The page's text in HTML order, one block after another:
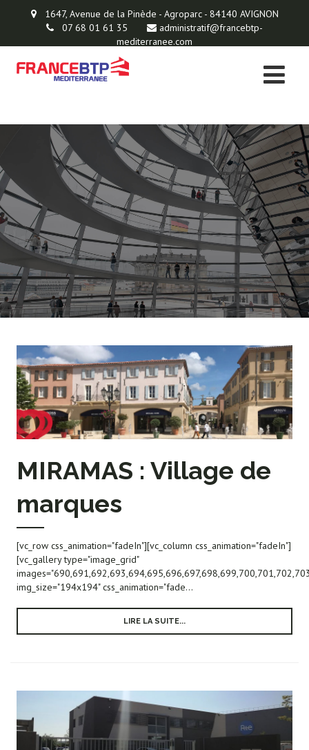
1647, Avenue de la Pinède - Agroparc - 84140 AVIGNON
07 68 01 61 35
administratif@francebtp-
mediterranee.com
MIRAMAS : Village de
marques
[vc_row css_animation="fadeIn"][vc_column css_animation="fadeIn"]
[vc_gallery type="image_grid"
img_size="194x194" css_animation="fade...
LIRE LA SUITE...